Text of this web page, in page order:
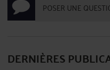
POSER UNE
DERNIÈRES